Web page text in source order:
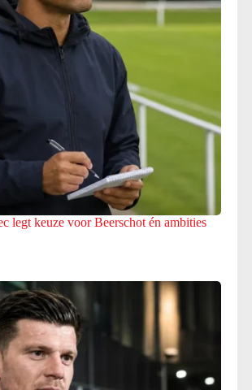
legt keuze voor Beerschot én ambities